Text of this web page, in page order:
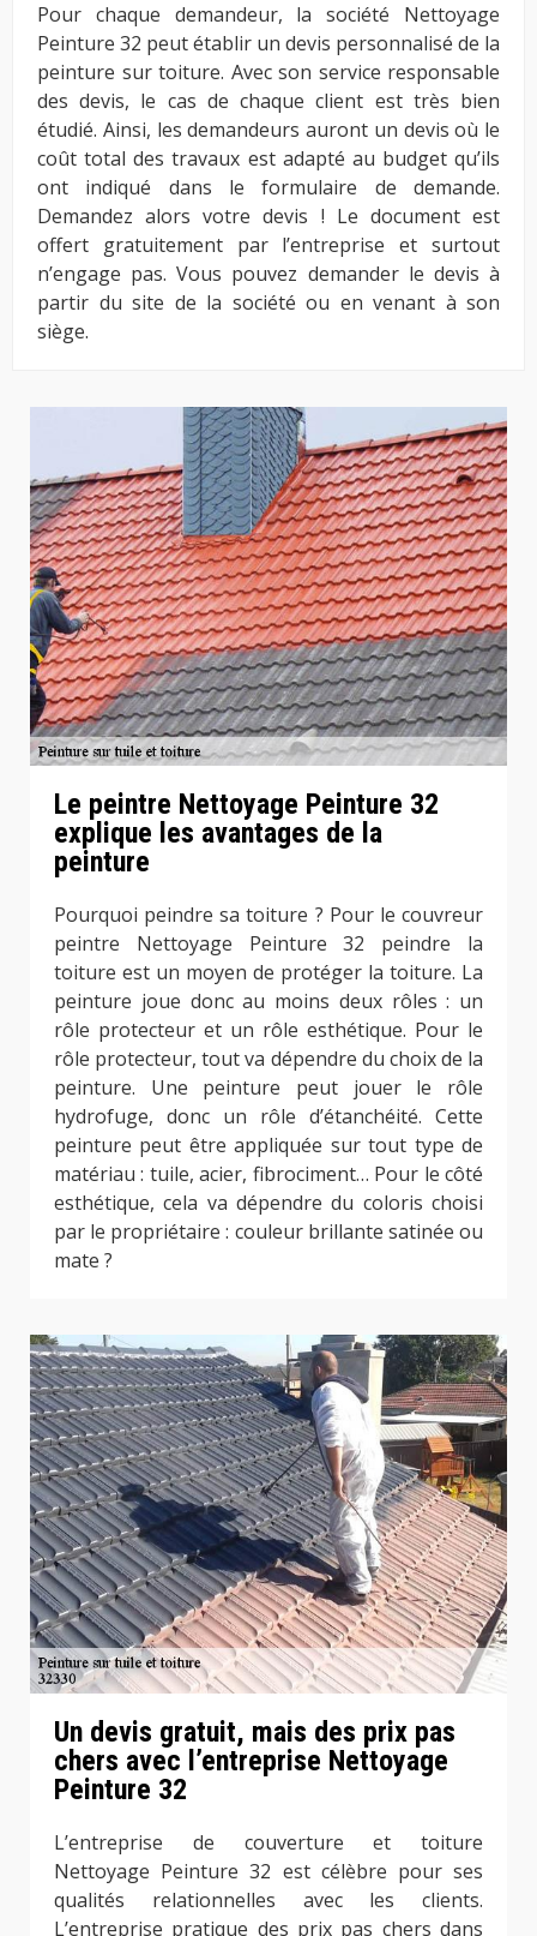
Pour chaque demandeur, la société Nettoyage
Peinture 32 peut établir un devis personnalisé de la
peinture sur toiture. Avec son service responsable
des devis, le cas de chaque client est très bien
étudié. Ainsi, les demandeurs auront un devis où le
coût total des travaux est adapté au budget qu’ils
ont indiqué dans le formulaire de demande.
Demandez alors votre devis ! Le document est
offert gratuitement par l’entreprise et surtout
n’engage pas. Vous pouvez demander le devis à
partir du site de la société ou en venant à son
siège.
Le peintre Nettoyage Peinture 32
explique les avantages de la
peinture
Pourquoi peindre sa toiture ? Pour le couvreur
peintre Nettoyage Peinture 32 peindre la
toiture est un moyen de protéger la toiture. La
peinture joue donc au moins deux rôles : un
rôle protecteur et un rôle esthétique. Pour le
rôle protecteur, tout va dépendre du choix de la
peinture. Une peinture peut jouer le rôle
hydrofuge, donc un rôle d’étanchéité. Cette
peinture peut être appliquée sur tout type de
matériau : tuile, acier, fibrociment… Pour le côté
esthétique, cela va dépendre du coloris choisi
par le propriétaire : couleur brillante satinée ou
mate ?
Un devis gratuit, mais des prix pas
chers avec l’entreprise Nettoyage
Peinture 32
L’entreprise de couverture et toiture
Nettoyage Peinture 32 est célèbre pour ses
qualités relationnelles avec les clients.
L’entreprise pratique des prix pas chers dans